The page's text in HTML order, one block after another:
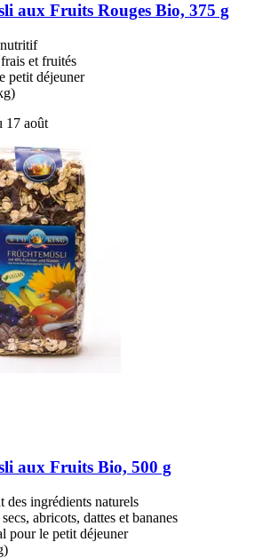
aux Fruits Rouges Bio, 375 g
et fruités
petit déjeuner
17 août
aux Fruits Bio, 500 g
des ingrédients naturels
abricots, dattes et bananes
pour le petit déjeuner